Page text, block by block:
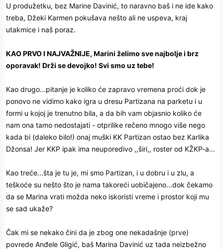
U produžetku, bez Marine Davinić, to naravno baš i ne ide kako
treba, Džeki Karmen pokušava nešto ali ne uspeva, kraj
utakmice i naš poraz.
KAO PRVO I NAJVAŽNIJE, Marini želimo sve najbolje i brz
oporavak! Drži se devojko! Svi smo uz tebe!
Kao drugo...pitanje je koliko će zapravo vremena proći dok je
ponovo ne vidimo kako igra u dresu Partizana na parketu i u
formi u kojoj je trenutno bila, a da bih vam objasnio koliko će
nam ona tamo nedostajati - otprilike rečeno mnogo više nego
kada bi (daleko bilo!) onaj muški KK Partizan ostao bez Karlika
Džonsa! Jer KKP ipak ima neuporedivo ,,širi,, roster od KŽKP-a...
Kao treće...šta je tu je, mi smo Partizan, i u dobru i u zlu, a
teškoće su nešto što je nama takoreći uobičajeno...dok čekamo
da se Marina vrati možda neko iskoristi vreme i prostor koji mu
se sad ukaže?
Čak mi se nekako čini da je zbog one nekadašnje (prve)
povrede Anđele Gligić, baš Marina Davinić uz tada neizbežno